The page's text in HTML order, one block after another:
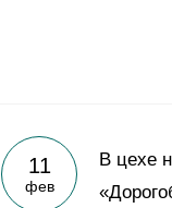
11
фев
В цехе